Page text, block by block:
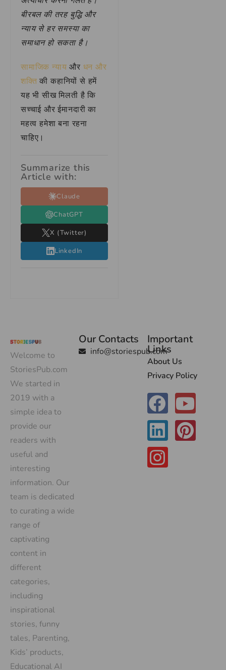
बीरबल की तरह बुद्धि और
न्याय से हर समस्या का
समाधान हो सकता है।
सामाजिक न्याय और धन और
शक्ति की कहानियों से हमें
यह भी सीख मिलती है कि
सच्चाई और ईमानदारी का
महत्व हमेशा बना रहना
चाहिए।
Summarize this
Article with:
Claude
ChatGPT
X (Twitter)
LinkedIn
Welcome to
StoriesPub.com
We started in
2019 with a
simple idea to
provide our
readers with
useful and
interesting
information. Our
team is dedicated
to curating a wide
range of
captivating
content in
different
categories,
including
inspirational
stories, funny
tales, Parenting,
Kids’ products,
Educational AI
Our Contacts
info@storiespub.com
Important
Links
About Us
Privacy Policy